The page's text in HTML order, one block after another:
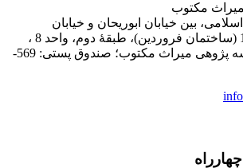
بین خیابان ابوریحان و خیابان
دانشگاه، شمارۀ 1182 (ساختمان فروردین)، طبقۀ دوم، واحد 8 ،
روابط عمومی مؤسسه پژوهی میراث مکتوب؛ صندوق پستی: 569-